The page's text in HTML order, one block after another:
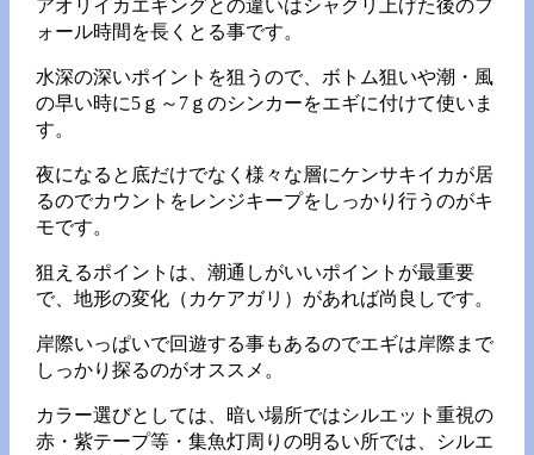
アオリイカエギングとの違いはシャクリ上げた後のフ
ォール時間を長くとる事です。
水深の深いポイントを狙うので、ボトム狙いや潮・風
の早い時に5ｇ～7ｇのシンカーをエギに付けて使いま
す。
夜になると底だけでなく様々な層にケンサキイカが居
るのでカウントをレンジキープをしっかり行うのがキ
モです。
狙えるポイントは、潮通しがいいポイントが最重要
で、地形の変化（カケアガリ）があれば尚良しです。
岸際いっぱいで回遊する事もあるのでエギは岸際まで
しっかり探るのがオススメ。
カラー選びとしては、暗い場所ではシルエット重視の
赤・紫テープ等・集魚灯周りの明るい所では、シルエ